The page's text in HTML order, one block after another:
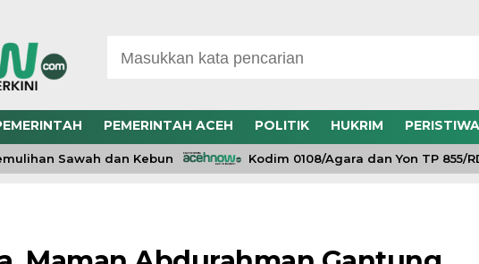
PEMERINTAH ACEH POLITIK HUKRIM PERISTIWA
Sawah dan Kebun Kodim 0108/Agara dan Yon TP 855/RD